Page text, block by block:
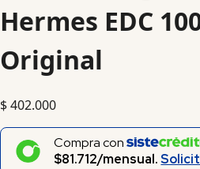
Hermes EDC
Original
$402.000
Compra con
$81.712/mensual.